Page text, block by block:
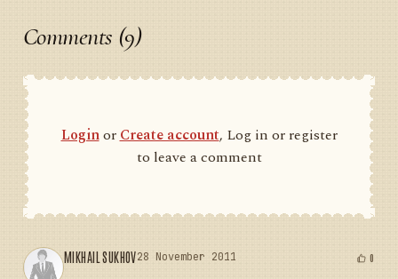
Comments (9)
LoginorCreate account, Log in or register
to leave a comment
MIKHAIL SUKHOV28 November 2011 0